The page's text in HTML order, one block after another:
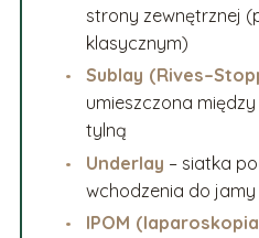
strony zewnętrznej
klasycznym)
Sublay
umieszczona
tylną
Underlay – siatka
wchodzenia do jamy
IPOM